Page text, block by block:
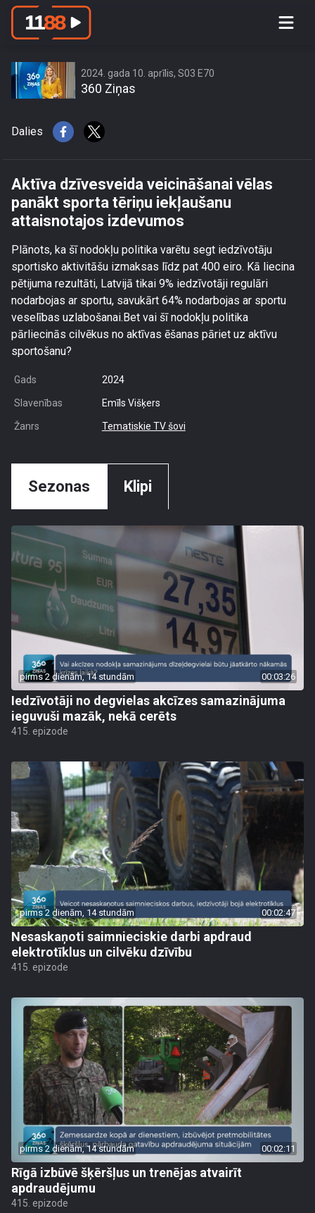
Aktīva dzīvesveida veicināšanai vēlas
2024. gada 10. aprīlis, S03 E70
360 Ziņas
Dalies
Aktīva dzīvesveida veicināšanai vēlas
panākt sporta tēriņu iekļaušanu
attaisnotajos izdevumos
Plānots, ka šī nodokļu politika varētu segt iedzīvotāju
sportisko aktivitāšu izmaksas līdz pat 400 eiro. Kā liecina
pētijuma rezultāti, Latvijā tikai 9% iedzīvotāji regulāri
nodarbojas ar sportu, savukārt 64% nodarbojas ar sportu
veselības uzlabošanai.Bet vai šī nodokļu politika
pārliecinās cilvēkus no aktīvas ēšanas pāriet uz aktīvu
sportošanu?
Gads 2024
Slavenības Emīls Višķers
Žanrs Tematiskie TV šovi
Sezonas Klipi
pirms 2 dienām, 14 stundām 00:03:26
Iedzīvotāji no degvielas akcīzes samazinājuma
ieguvuši mazāk, nekā cerēts
415. epizode
pirms 2 dienām, 14 stundām 00:02:47
Nesaskaņoti saimnieciskie darbi apdraud
elektrotīklus un cilvēku dzīvību
415. epizode
pirms 2 dienām, 14 stundām 00:02:11
Rīgā izbūvē šķēršļus un trenējas atvairīt
apdraudējumu
415. epizode